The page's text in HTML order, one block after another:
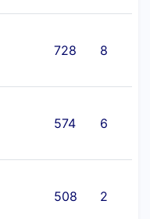
728 8
574 6
508 2